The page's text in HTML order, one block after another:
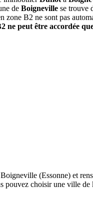
de Boigneville se trouve
zone B2 ne sont pas
ne peut être accordée
(Essonne) et
pouvez choisir une ville